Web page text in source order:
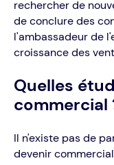
rechercher de
de conclure des
l'ambassadeur de
croissance des
Quelles
commercial
Il n'existe pas de
devenir